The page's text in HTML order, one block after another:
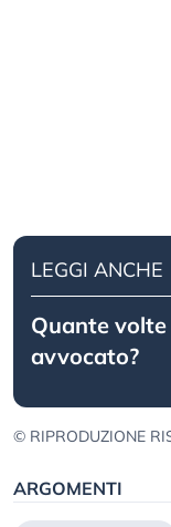
LEGGI ANCHE
Quante volte
avvocato?
© RIPRODUZIONE
ARGOMENTI